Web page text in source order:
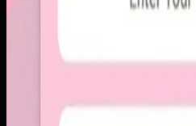
Kami membangun aplikasi
ringkas, notifikasi cepat, dan
rapi. Sistemnya dirancang
lebih personal tanpa